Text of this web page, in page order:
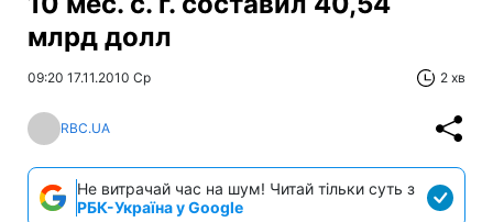
млрд долл
09:20 17.11.2010 Ср 2 хв
RBC.UA
Не витрачай час на шум! Читай тільки суть з
РБК-Україна у Google